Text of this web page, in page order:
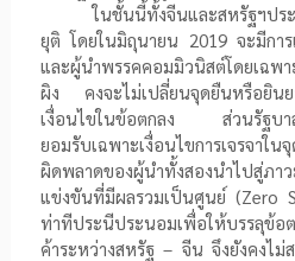
ในชั้นนี้ทั้งจีนและสหรัฐฯประ
ยุติ โดยในมิถุนายน 2019จะมีการ
และผู้นำพรรคคอมมิวนิสต์โดยเฉพ
ผิง คงจะไม่เปลี่ยนจุดยืนหรือยินย
เงื่อนไขในข้อตกลง ส่วนรัฐบาล
ยอมรับเฉพาะเงื่อนไขการเจรจาใ
ผิดพลาดของผู้นำทั้งสองนำไปสู่ภาว
แข่งขันที่มีผลรวมเป็นศูนย์ (Zero
ท่าทีประนีประนอมเพื่อให้บรรลุข้อ
ค้าระหว่างสหรัฐ – จีน จึงยังคงไม่